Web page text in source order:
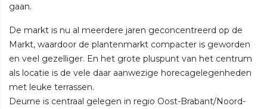
gaan.
De markt is nu al meerdere jaren geconcentreerd op de
Markt, waardoor de plantenmarkt compacter is geworden
en veel gezelliger. En het grote pluspunt van het centrum
als locatie is de vele daar aanwezige horecagelegenheden
met leuke terrassen.
Deurne is centraal gelegen in regio Oost-Brabant/Noord-